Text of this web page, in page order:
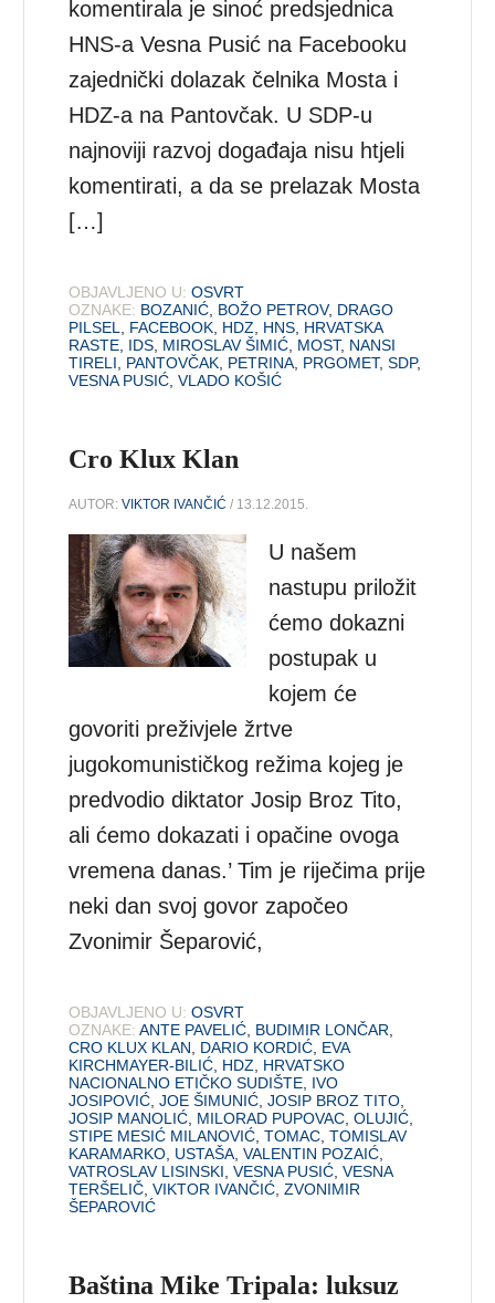
komentirala je sinoć predsjednica
HNS-a Vesna Pusić na Facebooku
zajednički dolazak čelnika Mosta i
HDZ-a na Pantovčak. U SDP-u
najnoviji razvoj događaja nisu htjeli
komentirati, a da se prelazak Mosta
[…]
OBJAVLJENO U: OSVRT
OZNAKE: BOZANIĆ BOŽO PETROV, DRAGO
PILSEL
FACEBOOK HDZ HNS HRVATSKA
RASTE IDS MIROSLAV ŠIMIĆ MOST, NANSI
TIRELI
PANTOVČAK PETRINA PRGOMET,SDP,
VESNA PUSIĆ ,VLADO KOŠIĆ
Cro Klux Klan
AUTOR:VIKTOR IVANČIĆ / 13.12.2015.
U našem
nastupu priložit
ćemo dokazni
postupak u
kojem će
govoriti preživjele žrtve
jugokomunističkog režima kojeg je
predvodio diktator Josip Broz Tito,
ali ćemo dokazati i opačine ovoga
vremena danas.’ Tim je riječima prije
neki dan svoj govor započeo
Zvonimir Šeparović,
OBJAVLJENO U: OSVRT
OZNAKE: ANTE PAVELIĆ BUDIMIR LONČAR
CRO KLUX KLAN
DARIO KORDIĆ EVA
KIRCHMAYER-BILIĆ HDZ
HRVATSKO
NACIONALNO ETIČKO SUDIŠTE IVO
JOSIPOVIĆ ,JOE ŠIMUNIĆ ,JOSIP BROZ TITO
JOSIP MANOLIĆ MILORAD PUPOVAC ,OLUJIĆ
STIPE MESIĆ MILANOVIĆ ,TOMAC ,TOMISLAV
KARAMARKO USTAŠA ,VALENTIN POZAIĆ
VATROSLAV LISINSKI ,VESNA PUSIĆ ,VESNA
TERŠELIČ ,VIKTOR IVANČIĆ ,ZVONIMIR
ŠEPAROVIĆ
Baština Mike Tripala: luksuz